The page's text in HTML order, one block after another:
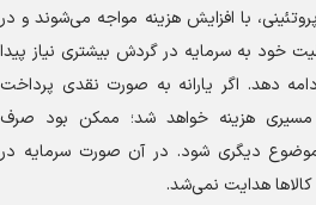
با افزایش هزینه مواجه می‌شوند و در
خود به سرمایه در گردش بیشتری نیاز پیدا
دهد. اگر یارانه به صورت نقدی پرداخت
هزینه خواهد شد؛ ممکن بود صرف
موضوع دیگری شود. در آن صورت سرمایه در
هدایت نمی‌شد.